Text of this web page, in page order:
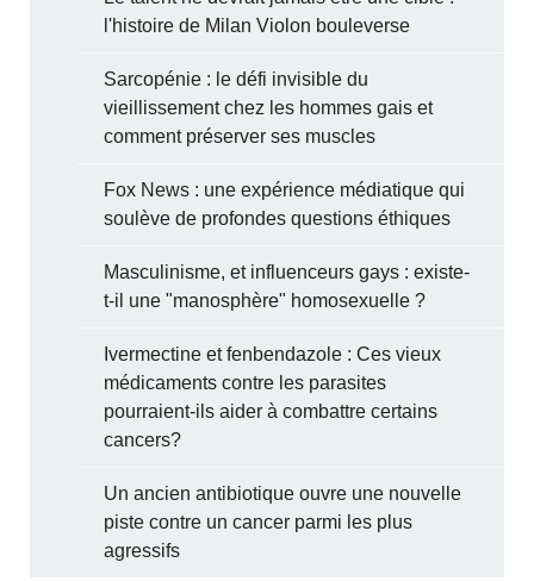
l'histoire de Milan Violon bouleverse
Sarcopénie : le défi invisible du
vieillissement chez les hommes gais et
comment préserver ses muscles
Fox News : une expérience médiatique qui
soulève de profondes questions éthiques
Masculinisme, et influenceurs gays : existe-
t-il une "manosphère" homosexuelle ?
Ivermectine et fenbendazole : Ces vieux
médicaments contre les parasites
pourraient-ils aider à combattre certains
cancers?
Un ancien antibiotique ouvre une nouvelle
piste contre un cancer parmi les plus
agressifs